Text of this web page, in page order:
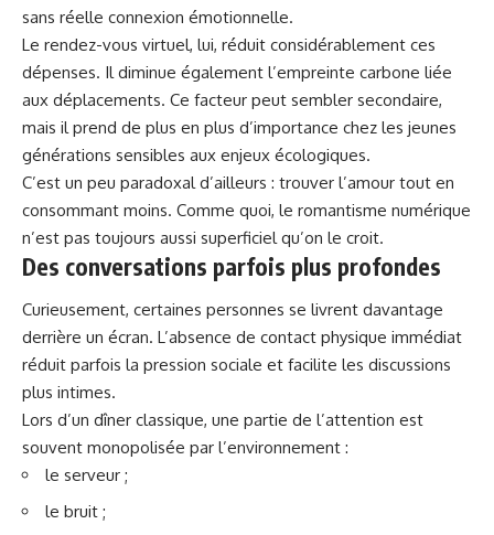
sans réelle connexion émotionnelle.
Le rendez-vous virtuel, lui, réduit considérablement ces
dépenses. Il diminue également l’empreinte carbone liée
aux déplacements. Ce facteur peut sembler secondaire,
mais il prend de plus en plus d’importance chez les jeunes
générations sensibles aux enjeux écologiques.
C’est un peu paradoxal d’ailleurs : trouver l’amour tout en
consommant moins. Comme quoi, le romantisme numérique
n’est pas toujours aussi superficiel qu’on le croit.
Des conversations parfois plus profondes
Curieusement, certaines personnes se livrent davantage
derrière un écran. L’absence de contact physique immédiat
réduit parfois la pression sociale et facilite les discussions
plus intimes.
Lors d’un dîner classique, une partie de l’attention est
souvent monopolisée par l’environnement :
le serveur ;
le bruit ;